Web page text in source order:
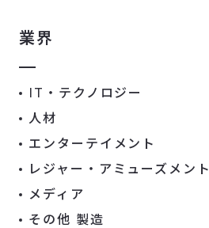
業界
IT・テクノロジー
人材
エンターテイメント
レジャー・アミューズメント
メディア
その他 製造